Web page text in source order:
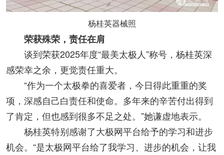
杨桂英器械照
荣获殊荣，责任在肩
谈到荣获2025年度“最美太极人”称号，杨桂英深
感荣幸之余，更觉责任重大。
“作为一个太极拳的喜爱者，今日得此重重的奖
项，深感自己白责任和使命。多年来的辛苦付出得到
了肯定，但也感到很多不足之处。”她谦虚地表示。
杨桂英特别感谢了大极网平台给予的学习和进步
机会。“是太极网平台给了我学习、进步的机会，让我